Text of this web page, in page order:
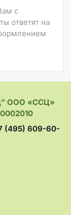
с
ответят на
ООО «ССЦ»
(495) 609-60-